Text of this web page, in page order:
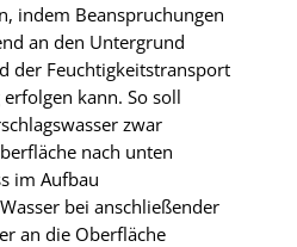
indem Beanspruchungen
an den Untergrund
der Feuchtigkeitstransport
kann. So soll
zwar
nach unten
im Aufbau
bei anschließender
an die Oberfläche